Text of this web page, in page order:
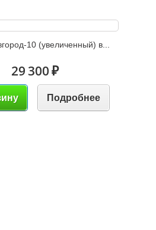
10 (увеличенный) в...
29 300 ₽
Подробнее